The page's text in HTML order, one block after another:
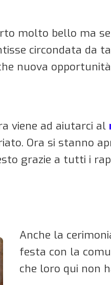
molto bello ma
circondata da
nuova
viene ad aiutarci al
Ora si stanno
grazie a tutti i
Anche la
festa con la
che loro qui non